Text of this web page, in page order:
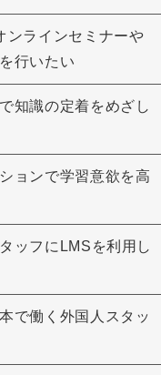
ンラインセミナーや
行いたい
知識の定着をめざし
ョンで学習意欲を高
ッフにLMSを利用し
で働く外国人スタッ